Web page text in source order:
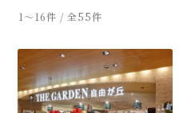
1〜16件 / 全55件